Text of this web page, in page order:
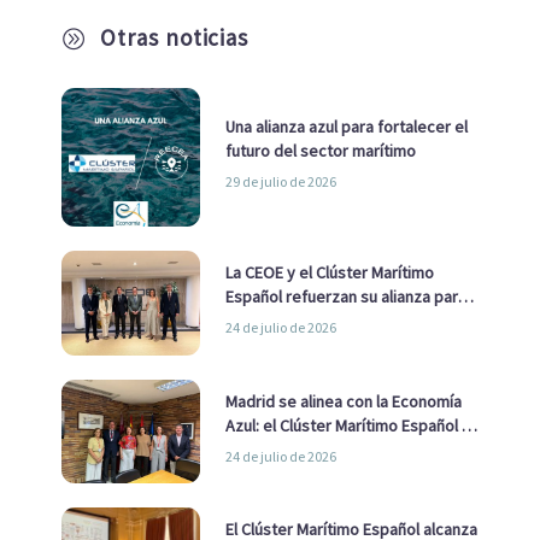
A Otras noticias
Una alianza azul para fortalecer el
futuro del sector marítimo
29 de julio de 2026
La CEOE y el Clúster Marítimo
Español refuerzan su alianza para
impulsar una estrategia Nacional
24 de julio de 2026
Madrid se alinea con la Economía
Azul: el Clúster Marítimo Español y
la Real Liga Naval avanzan alianzas
24 de julio de 2026
El Clúster Marítimo Español alcanza